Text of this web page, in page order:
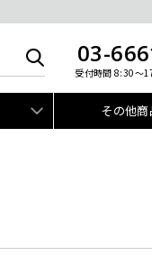
03-
受付時間 8:30～
その他商